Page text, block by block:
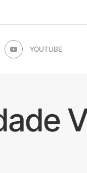
YOUTUBE